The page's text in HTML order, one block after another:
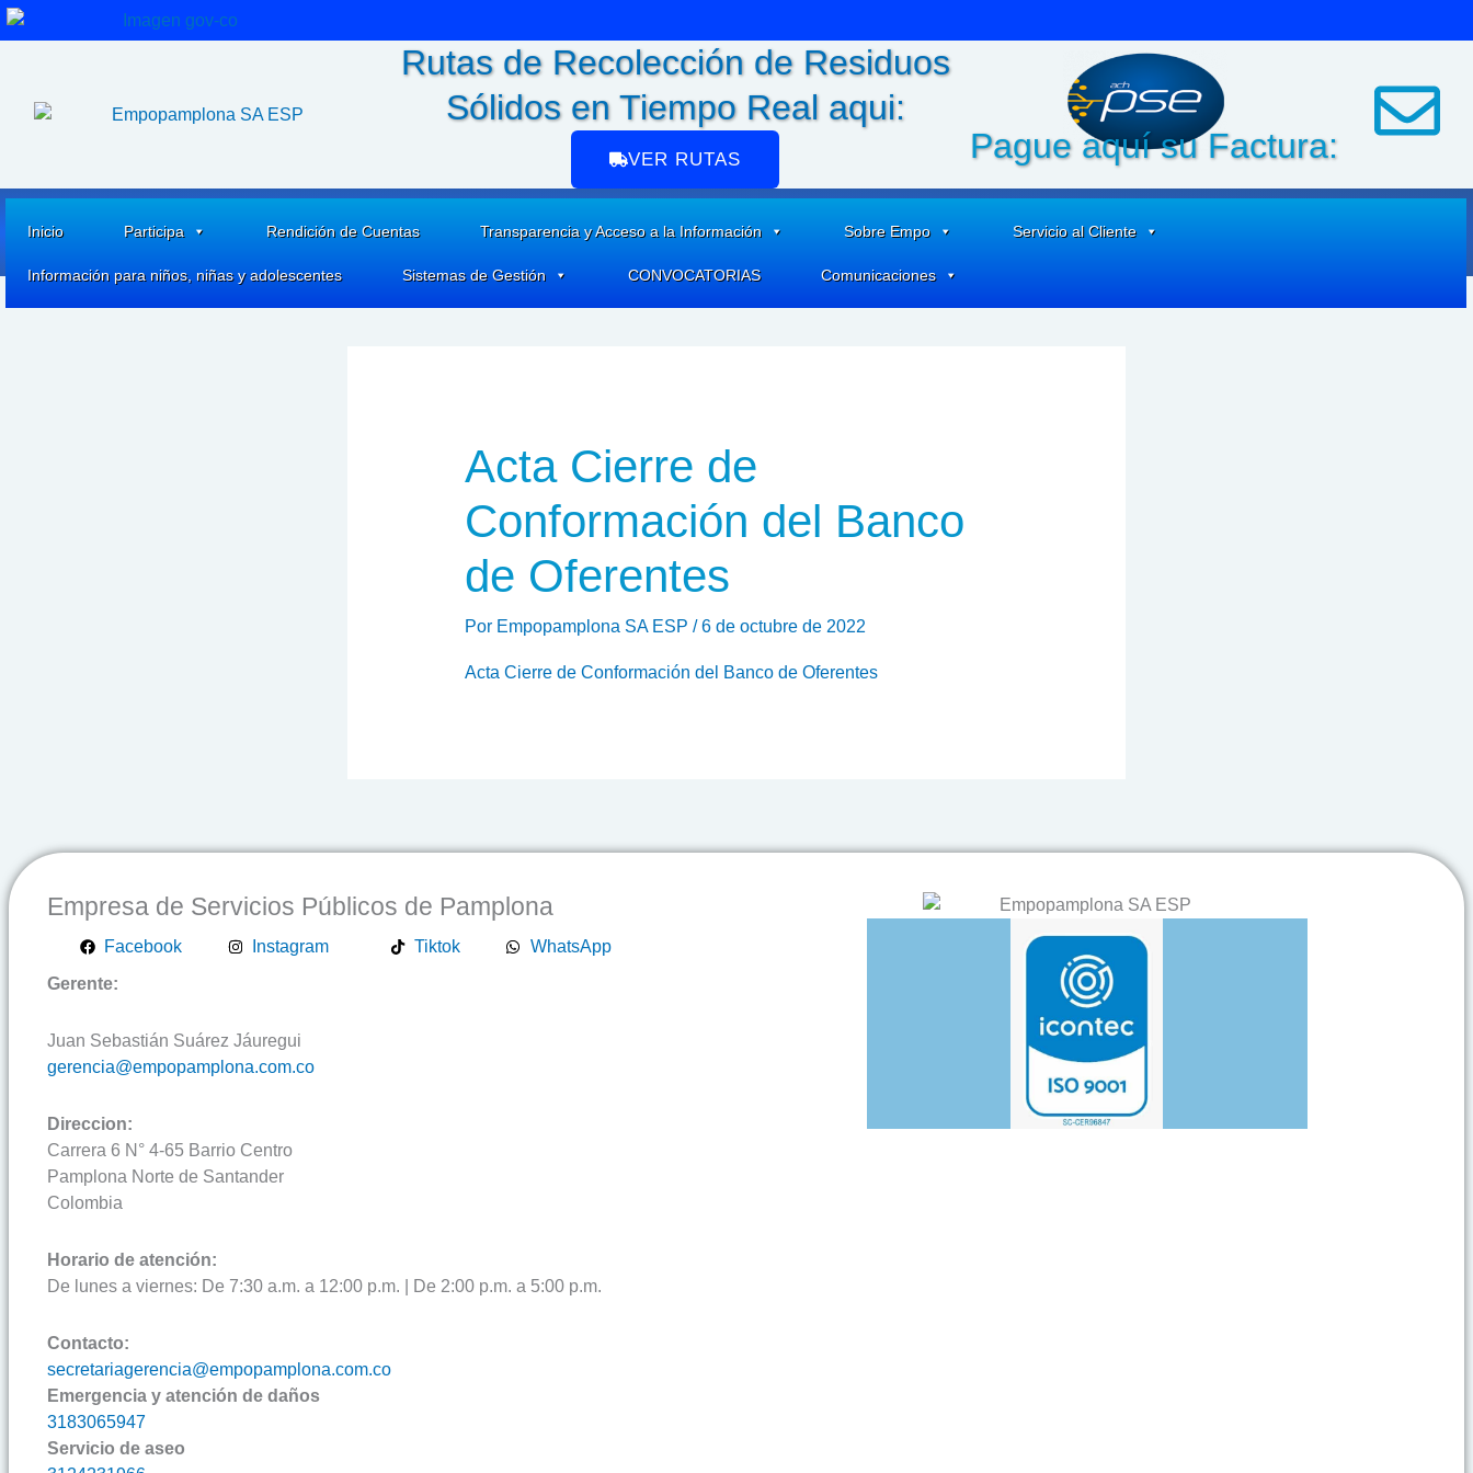
Ir
al
Rutas de Recolección de Residuos
Sólidos en Tiempo Real aqui:
VER RUTAS Pague aquí su Factura:
Inicio Participa Rendición de Cuentas Transparencia y Acceso a la Información Sobre Empo Servicio al Cliente
Información para niños, niñas y adolescentes Sistemas de Gestión CONVOCATORIAS Comunicaciones
Acta Cierre de
Conformación del Banco
de Oferentes
Por Empopamplona SA ESP /6 de octubre de 2022
Acta Cierre de Conformación del Banco de Oferentes
Empresa de Servicios Públicos de Pamplona
Facebook Instagram Tiktok
WhatsApp
Gerente:
Juan Sebastián Suárez Jáuregui
gerencia@empopamplona.com.co
Direccion:
Carrera 6 N° 4-65 Barrio Centro
Pamplona Norte de Santander
Colombia
Horario de atención:
De lunes a viernes: De 7:30 a.m. a 12:00 p.m. | De 2:00 p.m. a 5:00 p.m.
Contacto:
secretariagerencia@empopamplona.com.co
Emergencia y atención de daños
3183065947
Servicio de aseo